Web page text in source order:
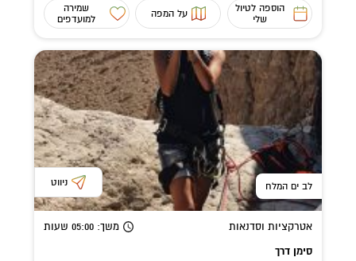
הוספה לטיול
שלי
על המפה
שמירה
למועדפים
לב ים המלח ניווט
אטרקציות וסדנאות משך: 05:00 שעות
סימן דרך